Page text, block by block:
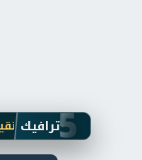
5ترافيكعلى بلاغ نقيب